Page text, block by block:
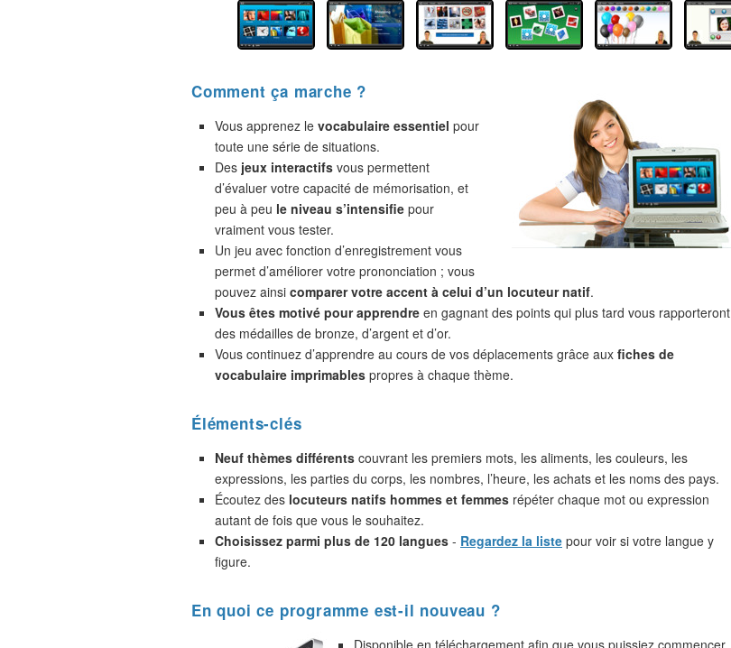
Comment ça marche ?
Vous apprenez le vocabulaire essentiel pour
toute une série de situations.
Des jeux interactifs vous permettent
d’évaluer votre capacité de mémorisation, et
peu à peu le niveau s’intensifie pour
vraiment vous tester.
Un jeu avec fonction d’enregistrement vous
permet d’améliorer votre prononciation ; vous
pouvez ainsi comparer votre accent à celui d’un locuteur natif.
Vous êtes motivé pour apprendre en gagnant des points qui plus tard vous rapporteront
des médailles de bronze, d’argent et d’or.
Vous continuez d’apprendre au cours de vos déplacements grâce aux fiches de
vocabulaire imprimables propres à chaque thème.
Éléments-clés
Neuf thèmes différents couvrant les premiers mots, les aliments, les couleurs, les
expressions, les parties du corps, les nombres, l’heure, les achats et les noms des pays.
Écoutez des locuteurs natifs hommes et femmes répéter chaque mot ou expression
autant de fois que vous le souhaitez.
Choisissez parmi plus de 120 langues - Regardez la liste pour voir si votre langue y
figure.
En quoi ce programme est-il nouveau ?
Disponible en téléchargement afin que vous puissiez commencer